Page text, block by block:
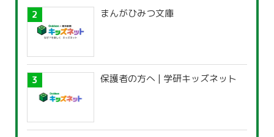
まんがひみつ文庫
保護者の方へ | 学研キッズネット